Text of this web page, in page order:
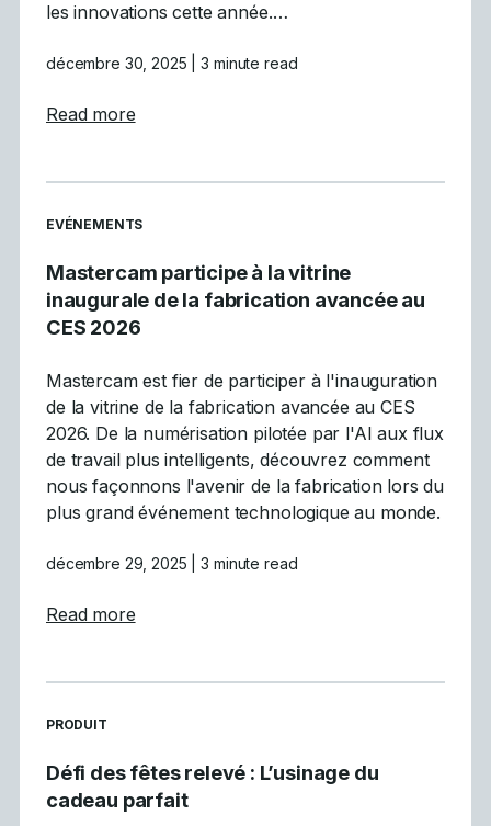
les innovations cette année.…
décembre 30, 2025 | 3 minute read
Read moreabout Les 5 principales tendances de la
READ MORE ARTICLES ABOUT
EVÉNEMENTS
Mastercam participe à la vitrine
inaugurale de la fabrication avancée au
CES 2026
Mastercam est fier de participer à l'inauguration
de la vitrine de la fabrication avancée au CES
2026. De la numérisation pilotée par l'AI aux flux
de travail plus intelligents, découvrez comment
nous façonnons l'avenir de la fabrication lors du
plus grand événement technologique au monde.
décembre 29, 2025 | 3 minute read
Read moreabout Mastercam participe à la vitrine
READ MORE ARTICLES ABOUT
PRODUIT
Défi des fêtes relevé : L’usinage du
cadeau parfait